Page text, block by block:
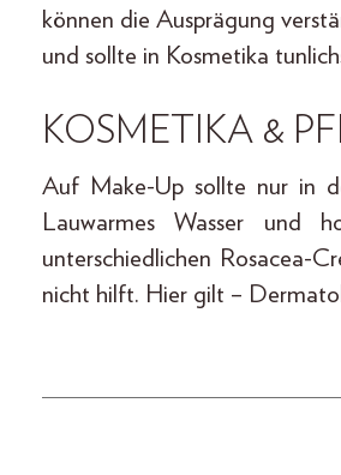
können die Ausprägung
und sollte in Kosmetika
KOSMETIKA &
Auf Make-Up sollte nur in
Lauwarmes Wasser und
unterschiedlichen Rosacea-
nicht hilft. Hier gilt –